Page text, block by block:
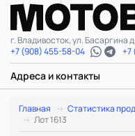
г. Владивосток, ул. Басаргина
+7 (908) 455-58-04
+7
Адреса и контакты
Главная Статистика
Лот 1613